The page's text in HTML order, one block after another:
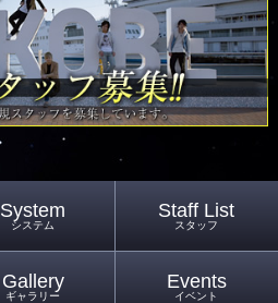
System
システム
Staff List
スタッフ
Gallery
ギャラリー
Events
イベント